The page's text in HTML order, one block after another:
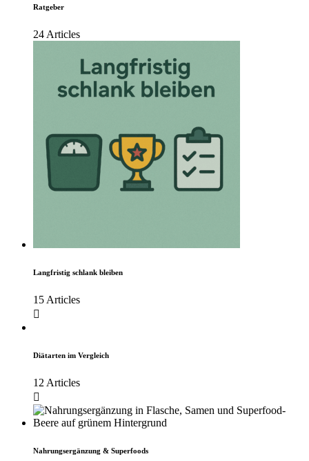
Ratgeber
24 Articles
Langfristig schlank bleiben
15 Articles
Diätarten im Vergleich
12 Articles
Nahrungsergänzung & Superfoods